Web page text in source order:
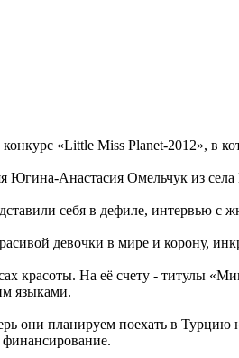
«Little Miss Planet-2012», в
Югина-Анастасия Омельчук из
себя в дефиле, интервью
девочки в мире и корону,
красоты. На её счету - титулы
языками.
они планируем поехать в
финансирование.